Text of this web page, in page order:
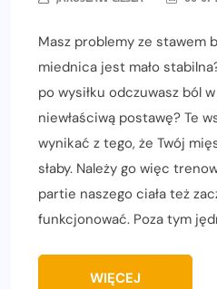
Masz problemy ze stawem
miednica jest mało
po wysiłku odczuwasz ból
niewłaściwą postawę? Te
wynikać z tego, że Twój
słaby. Należy go więc
partie naszego ciała też
funkcjonować. Poza tym
WIĘCEJ